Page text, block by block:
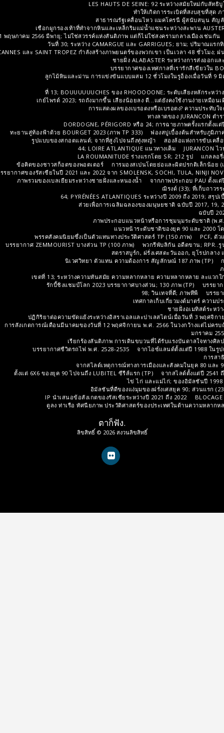
ตาก็ฟัง.
ลิขสิทธิ์ © 2026 สงวนลิขสิทธิ์
LES HAUTS DE SEINE: 92 ระหว่างสมัยใหม่กับลัท
ทำให้เกิดการระเบิดที่สงบสุขที่สุด
สาธารณรัฐเคลื่อนไหว แมคโครนี ผู้สนับสนุน สัญลั
เชือกผูกรองเท้าที่ทำจากหินและเหล็กริมแม่น้ำแซนระหว่างสะพาน
พฤษภาคม 2566 มีพายุ; ไม่ใช่สวรรค์แห่งสันติภาพ แต่ก็ไม่ใช่สงครามกลางเมืองเช่นกัน
วันที่ 30; ระหว่าง CAMARGUE และ GARRIGUES; ยาม; ปริมาณแร
และ SAINT TROPEZ กำลังสร้างภาพยนตร์ของพวกเขา เป็นเวลา 48 ชั่วโมง;
ชายฝั่ง ALABASTER ระหว่างการส่งออกแ
บรรยากาศของเทศกาลที่เรารักสีเขียวใน
ลูกไม้หินและม่าน การแข่งขันแบบผสม 12 ชั่วโมงในรูอ็องเมื่อวันที่ 9
ที่ 13; BOUUUUUUCHES ของ RHOOOOONE; ระดับเสียงหลักระหว่
เกย์ไพรด์ 2023; รถถังมากขึ้น เสียงน้อยลง ดี...แต่ยังคงใช้งานง่ายเหมือนเ
การแสดงผลของเบรอตงหรือเบรอตง? ความประทับใ
ทางลาดของ JURANCON ต
DORDOGNE, PÉRIGORD หรือ 24; การฉายภาพครั้งแรกตั้งแ
ทะยานสู่ท้องฟ้าด้วย BOURGET 2023 (ภาพ TP 333)
ฟองสบู่เบื้องต้นสำหรับภูมิภาค
รูปแบบของสกอตแลนด์; จากที่สูงไปจนถึงทุ่งหญ้า
สองล้อแห่งการขับเคลื่
44; LOIRE ATLANTIQUE แนวทางเค็ม
JURANCON
LA ROUMANITUDE ร่างแรกโดย SR; 212 รูป
แกลลอ
ข้อคิดของชาวสก็อตของพอตเตอร์
การมองสเปนโดยย่อและผิดปรกติเล็กน้อย
รยากาศของรัสเซียในปี 2021 และ 2022 จาก SMOLENSK, SOCHI, TULA, NINJI
ภาพรวมของเบลเยียมระหว่างชายฝั่งและหนองน้ำ
จากภาพประกอบ PAU ตั้งแต่
ฌิรงด์ (33); ที่เก็บถาวร
64; PYRÉNÉES ATLANTIQUES ระหว่างปี 2009 ถึง 2019; สรุป
ส่วยเพื่อการเฉลิมฉลองของมนุษยชาติ ฉบับปี 2017, 19,
ฉบับปี
ภาพประกอบแนวหน้าหรือการชุมนุมระดับชาติ (พ.ศ.
แนวหน้าระดับชาติของยุค 90 และ 2000 โด
พรรคสังคมนิยมซึ่งเป็นตัวแทนทางประวัติศาสตร์ TP (150 ภาพ)
PCF, ตั
บรรยากาศ ZEMMOURIST บางส่วน TP (100 ภาพ)
พวกรีพับลิกัน อดีตขาน; RPR..รู
สตราสบูร์ก, ฝรั่งเศสตะวันออก, ยุโรปกลาง
นิเวศวิทยา ตัวแทน ความต้องการ สัญลักษณ์ 187 ภาพ (TP)
เขตที่ 13; ระหว่างความทันสมัย ​​ความหลากหลาย ความหลากหลาย ละแวกใ
รักบี้ชิงแชมป์โลก 2023 บรรยากาศบางส่วน; 130 ภาพ (TP)
บรรยา
98; วินเทจที่ดี; ภาพทีพี
บรรย
เทศกาลเก็บเกี่ยวมงต์มาตร์ ความป
ชายฝั่งอเมทิสต์ระหว่
ปฏิกิริยาต่อความขัดแย้งระหว่างอิสราเอลและปาเลสไตน์เมื่อวันที่ 3 พฤศจิกา
การสังเกตการณ์เดือนมีนาคมของวันที่ 12 พฤศจิกายน พ.ศ. 2566 ในวงกว้างแต่ไม่คร
มกราคม
เรียกร้องสันติภาพ การเดินขบวนที่ได้รับแรงบันดาลใจทางศิ
บรรยากาศชีวิตรถไฟ พ.ศ. 2528-2535
จากไอซ์แลนด์ตั้งแต่ปี 1988 ในรู
การสา
จากสไลด์เหตุการณ์ทางการเมืองและสังคมในยุค 80 และ
ตั้งแต่ 6X6 ของยุค 90 ไปจนถึง LUBITEL ซีรีส์แรก (TP)
จากสไลด์ตั้งแต่ปี 2541
ไข่ ไก่ และแม่ไก่; ของอิมัลชันปี
อิมัลชันที่ดีของแง่มุมของฝรั่งเศสยุค 90; ส่วนแรก
IP นำเสนอข้อสังเกตของรัสเซียระหว่างปี 2021 ถึง 2022
ตูลง ท่าเรือ ทัศนียภาพ ประวัติศาสตร์ของประเทศในด้านความหลากห